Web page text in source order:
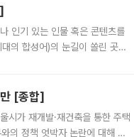
인기 있는 인물 혹은 콘텐츠를
의 합성어)의 눈길이 쏠린 곳은
[종합]
시가 재개발·재건축을 통한 주택
의 정책 엇박자 논란에 대해 정